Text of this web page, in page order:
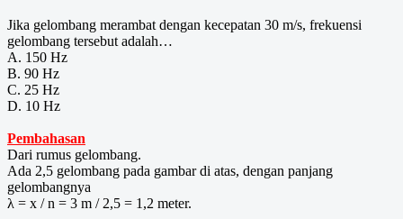
Jika gelombang merambat dengan kecepatan 30 m/s, frekuensi
gelombang tersebut adalah…
A. 150 Hz
B. 90 Hz
C. 25 Hz
D. 10 Hz
Pembahasan
Dari rumus gelombang.
Ada 2,5 gelombang pada gambar di atas, dengan panjang
gelombangnya
λ = x / n = 3 m / 2,5 = 1,2 meter.